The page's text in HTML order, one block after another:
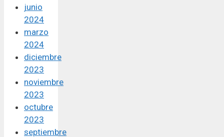
junio
2024
marzo
2024
diciembre
2023
noviembre
2023
octubre
2023
septiembre